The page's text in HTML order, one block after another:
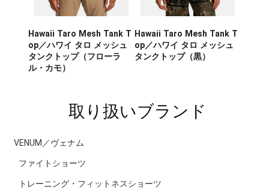
Hawaii Taro Mesh Tank T
op／ハワイ タロ メッシュ
タンクトップ（フローラ
ル・カモ）
Hawaii Taro Mesh Tank T
op／ハワイ タロ メッシュ
タンクトップ（黒）
取り扱いブランド
VENUM／ヴェナム
ファイトショーツ
トレーニング・フィットネスショーツ